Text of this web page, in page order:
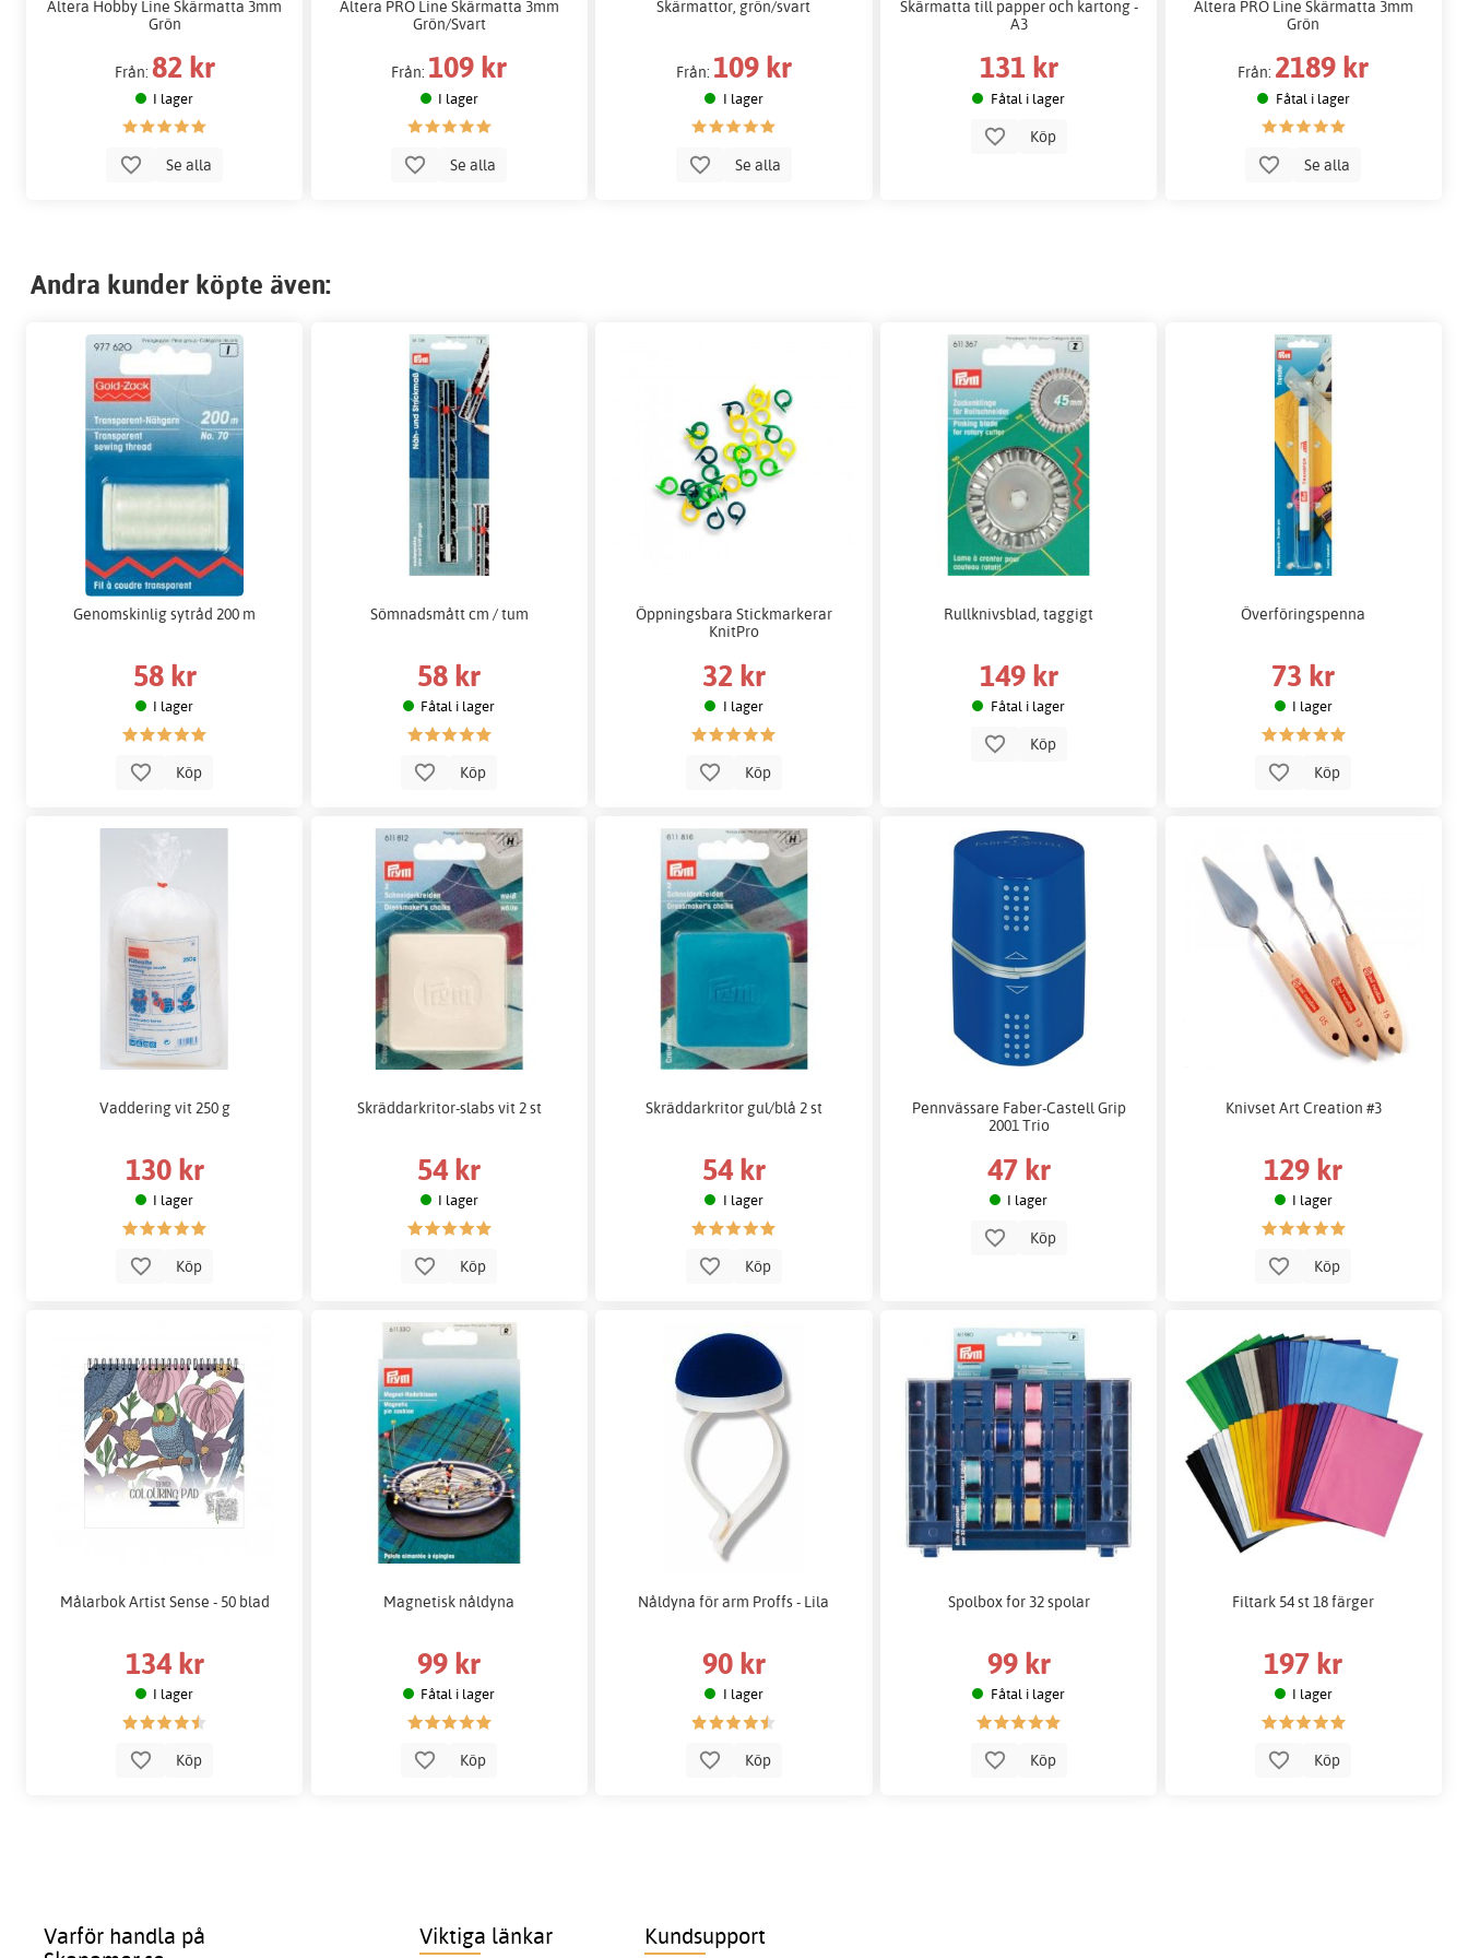
Altera Hobby Line Skärmatta 3mm
Grön
Från: 82 kr
I lager
Se alla
Altera PRO Line Skärmatta 3mm
Grön/Svart
Från: 109 kr
I lager
Se alla
Skärmattor, grön/svart
Från: 109 kr
I lager
Se alla
Skärmatta till papper och kartong -
A3
131 kr
Fåtal i lager
Köp
Altera PRO Line Skärmatta 3mm
Grön
Från: 2189 kr
Fåtal i lager
Se alla
Andra kunder köpte även:
Genomskinlig sytråd 200 m
58 kr
I lager
Köp
Sömnadsmått cm / tum
58 kr
Fåtal i lager
Köp
Öppningsbara Stickmarkerar
KnitPro
32 kr
I lager
Köp
Rullknivsblad, taggigt
149 kr
Fåtal i lager
Köp
Överföringspenna
73 kr
I lager
Köp
Vaddering vit 250 g
130 kr
I lager
Köp
Skräddarkritor-slabs vit 2 st
54 kr
I lager
Köp
Skräddarkritor gul/blå 2 st
54 kr
I lager
Köp
Pennvässare Faber-Castell Grip
2001 Trio
47 kr
I lager
Köp
Knivset Art Creation #3
129 kr
I lager
Köp
Målarbok Artist Sense - 50 blad
134 kr
I lager
Köp
Magnetisk nåldyna
99 kr
Fåtal i lager
Köp
Nåldyna för arm Proffs - Lila
90 kr
I lager
Köp
Spolbox for 32 spolar
99 kr
Fåtal i lager
Köp
Filtark 54 st 18 färger
197 kr
I lager
Köp
Varför handla på
Viktiga länkar Kundsupport